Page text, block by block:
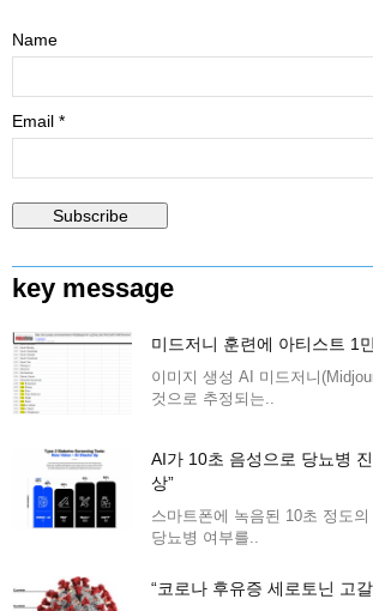
Name
Email *
key message
미드저니 훈련에 아티스트 1
이미지 생성 AI 미드저니
것으로 추정되는..
AI가 10초 음성으로 당뇨병
상”
스마트폰에 녹음된 10초 정도
당뇨병 여부를..
“코로나 후유증 세로토닌 고